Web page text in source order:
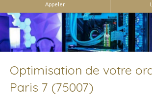
Appeler
Optimisation de votre
Paris 7 (75007)